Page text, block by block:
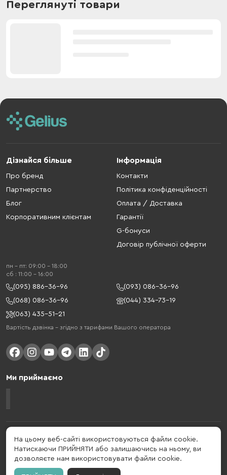
Переглянуті товари
Дізнайся більше
Про бренд
Партнерство
Блог
Корпоративним клієнтам
Інформація
Контакти
Політика конфіденційності
Оплата / Доставка
Гарантії
G-бонуси
Договір публічної оферти
пн - пт: 09:00 - 18:00
cб : 11:00 - 16:00
(095) 886-36-96
(093) 086-36-96
(068) 086-36-96
(044) 334-73-19
(063) 435-51-21
Вартість дзвінка – згідно з тарифами Вашого оператора
Ми приймаємо
Gelius - український бренд, який активно розвивається у сфері смарт
гаджетів та мобільних аксесуарів. Бренд заснований в 2013 році. Gelius
- це набагато більше ніж просто бренд, це стиль життя, який об'єднує в
собі драйв, радість, швидкість, новації і практичність.
На цьому веб-сайті використовуються файли cookie.
Натискаючи ПРИЙНЯТИ або залишаючись на ньому, ви
дозволяєте нам використовувати файли cookie.